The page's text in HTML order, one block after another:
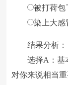
被打荷包
染上大感
结果分析：
选择A：基本
对你来说相当